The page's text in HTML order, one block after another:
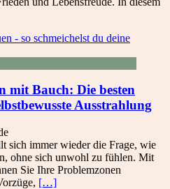
mit Bauch: Die besten
Ausstrahlung
sich immer wieder die Frage, wie
ohne sich unwohl zu fühlen. Mit
Sie Ihre Problemzonen
[…]